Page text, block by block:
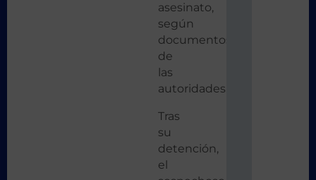
asesinato,
según
documentos
de
las
autoridades.
Tras
su
detención,
el